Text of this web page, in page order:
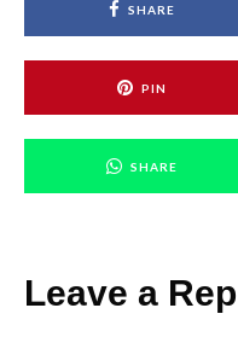
SHARE
PIN
SHARE
Leave a